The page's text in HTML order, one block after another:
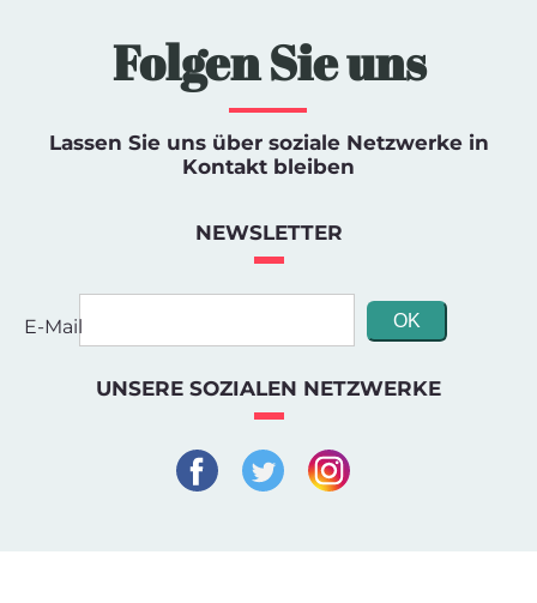
Folgen Sie uns
Lassen Sie uns über soziale Netzwerke in
Kontakt bleiben
NEWSLETTER
E-Mail
UNSERE SOZIALEN NETZWERKE